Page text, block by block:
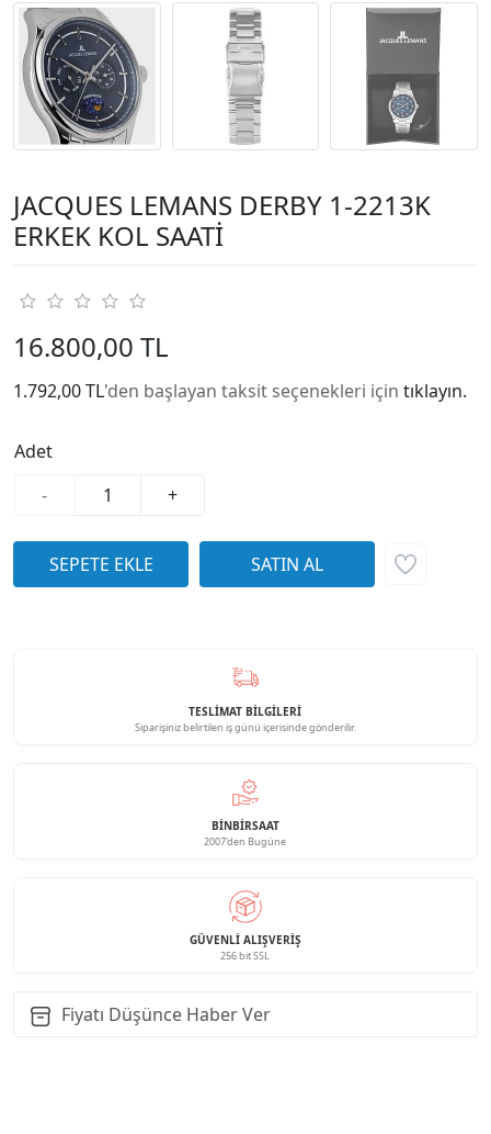
JACQUES LEMANS DERBY 1-2213K
ERKEK KOL SAATİ
16.800,00 TL
1.792,00 TL'den başlayan taksit seçenekleri için tıklayın.
Adet
-
+
TESLİMAT BİLGİLERİ
Siparişiniz belirtilen iş günü içerisinde gönderilir.
BINBIRSAAT
2007'den Bugüne
GÜVENLI ALIŞVERIŞ
256 bit SSL
Fiyatı Düşünce Haber Ver